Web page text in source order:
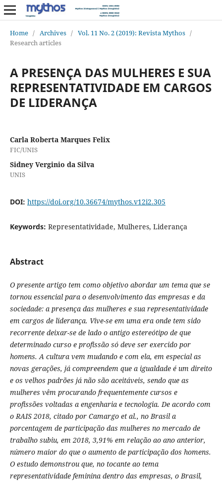
Home / Archives / Vol. 11 No. 2 (2019): Revista Mythos /
Research articles
A PRESENÇA DAS MULHERES E SUA
REPRESENTATIVIDADE EM CARGOS
DE LIDERANÇA
Carla Roberta Marques Felix
FIC/UNIS
Sidney Verginio da Silva
UNIS
DOI: https://doi.org/10.36674/mythos.v12i2.305
Keywords: Representatividade, Mulheres, Liderança
Abstract
O presente artigo tem como objetivo abordar um tema que se
tornou essencial para o desenvolvimento das empresas e da
sociedade: a presença das mulheres e sua representatividade
em cargos de liderança. Vive-se em uma era onde tem sido
recorrente deixar-se de lado o antigo estereótipo de que
determinado curso e profissão só deve ser exercido por
homens. A cultura vem mudando e com ela, em especial as
novas gerações, já compreendem que a igualdade é um direito
e os velhos padrões já não são aceitáveis, sendo que as
mulheres vêm procurando frequentemente cursos e
profissões voltadas a engenharia e tecnologia. De acordo com
o RAIS 2018, citado por Camargo et al., no Brasil a
porcentagem de participação das mulheres no mercado de
trabalho subiu, em 2018, 3,91% em relação ao ano anterior,
número maior do que o aumento de participação dos homens.
O estudo demonstrou que, no tocante ao tema
representatividade feminina dentro das empresas, o Brasil,